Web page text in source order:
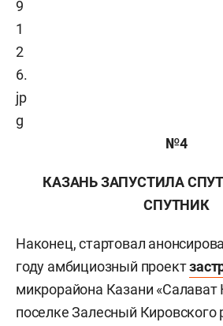
№4
КАЗАНЬ ЗАПУСТИЛА
СПУТНИК
Наконец, стартовал
году амбициозный проект
микрорайона Казани «Салават
поселке Залесный Кировского